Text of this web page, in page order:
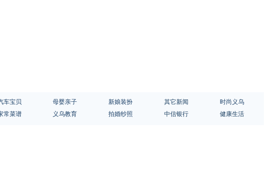
车宝贝 母婴亲子 新娘装扮 其它新闻
时尚义乌
常菜谱 义乌教育 拍婚纱照 中信银行 健康生活